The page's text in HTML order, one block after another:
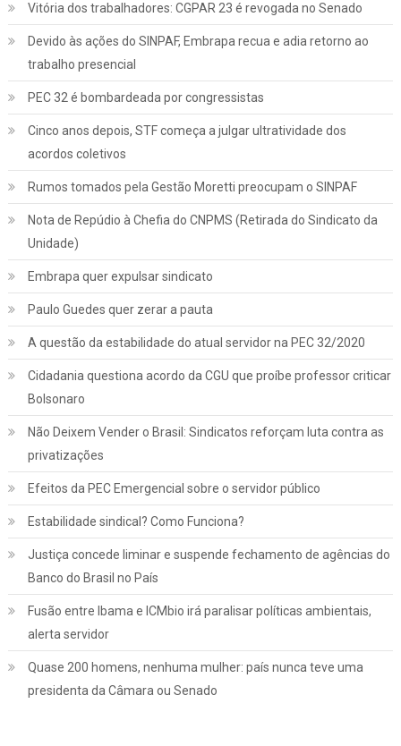
Vitória dos trabalhadores: CGPAR 23 é revogada no Senado
Devido às ações do SINPAF, Embrapa recua e adia retorno ao
trabalho presencial
PEC 32 é bombardeada por congressistas
Cinco anos depois, STF começa a julgar ultratividade dos
acordos coletivos
Rumos tomados pela Gestão Moretti preocupam o SINPAF
Nota de Repúdio à Chefia do CNPMS (Retirada do Sindicato da
Unidade)
Embrapa quer expulsar sindicato
Paulo Guedes quer zerar a pauta
A questão da estabilidade do atual servidor na PEC 32/2020
Cidadania questiona acordo da CGU que proíbe professor criticar
Bolsonaro
Não Deixem Vender o Brasil: Sindicatos reforçam luta contra as
privatizações
Efeitos da PEC Emergencial sobre o servidor público
Estabilidade sindical? Como Funciona?
Justiça concede liminar e suspende fechamento de agências do
Banco do Brasil no País
Fusão entre Ibama e ICMbio irá paralisar políticas ambientais,
alerta servidor
Quase 200 homens, nenhuma mulher: país nunca teve uma
presidenta da Câmara ou Senado
INSS: confira como vai funcionar a
revisão da vida toda, aprovada pelo STF